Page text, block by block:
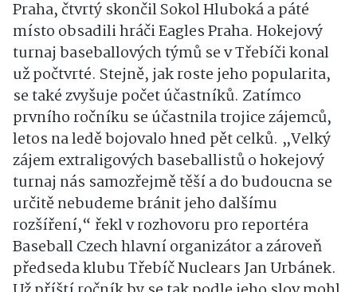
Praha, čtvrtý skončil Sokol Hluboká a páté
místo obsadili hráči Eagles Praha. Hokejový
turnaj baseballových týmů se v Třebíči konal
už počtvrté. Stejně, jak roste jeho popularita,
se také zvyšuje počet účastníků. Zatímco
prvního ročníku se účastnila trojice zájemců,
letos na ledě bojovalo hned pět celků. „Velký
zájem extraligových baseballistů o hokejový
turnaj nás samozřejmě těší a do budoucna se
určitě nebudeme bránit jeho dalšímu
rozšíření,“ řekl v rozhovoru pro reportéra
Baseball Czech hlavní organizátor a zároveň
předseda klubu Třebíč Nuclears Jan Urbánek.